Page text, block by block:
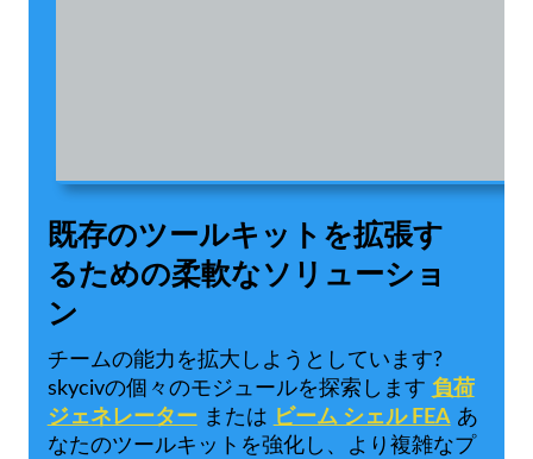
既存のツールキットを拡張す
るための柔軟なソリューショ
ン
チームの能力を拡大しようとしています?
skycivの個々のモジュールを探索します 負荷
ジェネレーターまたは ビーム シェル FEAあ
なたのツールキットを強化し、より複雑なプ